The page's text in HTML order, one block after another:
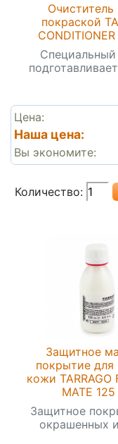
Очиститель
покраской
Специальный
Цена:
Наша цена:
Вы экономите:
Количество:
Защитное
покрытие для
кожи TARRAGO
MATE
Защитное
окрашенных